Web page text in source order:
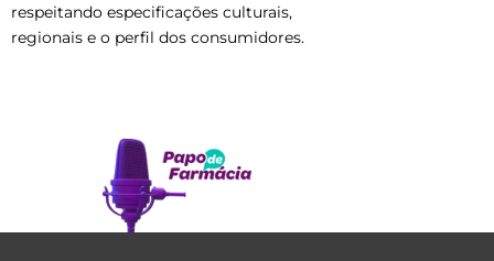
respeitando especificações culturais,
regionais e o perfil dos consumidores.